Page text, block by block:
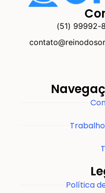
(51) 99992-
Política